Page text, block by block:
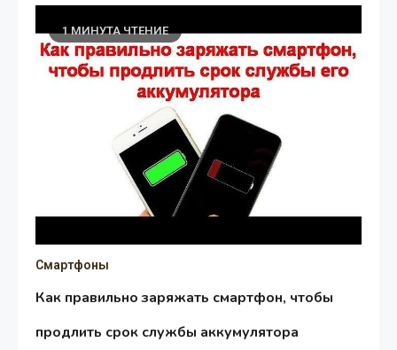
1 МИНУТА ЧТЕНИЕ
Смартфоны
Как правильно заряжать смартфон, чтобы
продлить срок службы аккумулятора